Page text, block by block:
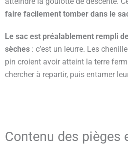
faire facilement tomber dans le
Le sac est préalablement rempli
sèches : c’est un leurre. Les
pin croient avoir atteint la terre
chercher à repartir, puis entamer
Contenu des pièges